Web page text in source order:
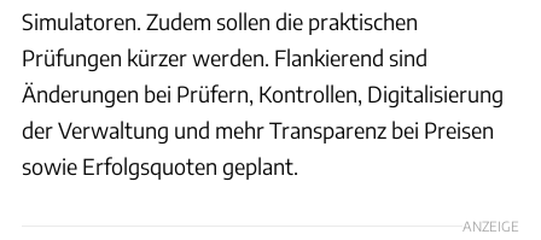
Simulatoren. Zudem sollen die praktischen
Prüfungen kürzer werden. Flankierend sind
Änderungen bei Prüfern, Kontrollen, Digitalisierung
der Verwaltung und mehr Transparenz bei Preisen
sowie Erfolgsquoten geplant.
ANZEIGE